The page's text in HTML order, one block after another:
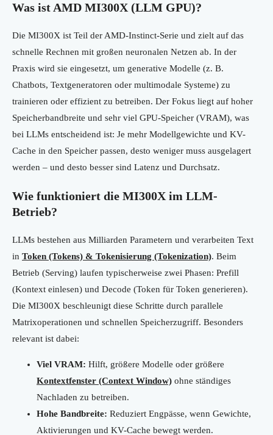
Was ist AMD MI300X (LLM GPU)?
Die MI300X ist Teil der AMD-Instinct-Serie und zielt auf das
schnelle Rechnen mit großen neuronalen Netzen ab. In der
Praxis wird sie eingesetzt, um generative Modelle (z. B.
Chatbots, Textgeneratoren oder multimodale Systeme) zu
trainieren oder effizient zu betreiben. Der Fokus liegt auf hoher
Speicherbandbreite und sehr viel GPU-Speicher (VRAM), was
bei LLMs entscheidend ist: Je mehr Modellgewichte und KV-
Cache in den Speicher passen, desto weniger muss ausgelagert
werden – und desto besser sind Latenz und Durchsatz.
Wie funktioniert die MI300X im LLM-
Betrieb?
LLMs bestehen aus Milliarden Parametern und verarbeiten Text
in Token (Tokens) & Tokenisierung (Tokenization). Beim
Betrieb (Serving) laufen typischerweise zwei Phasen: Prefill
(Kontext einlesen) und Decode (Token für Token generieren).
Die MI300X beschleunigt diese Schritte durch parallele
Matrixoperationen und schnellen Speicherzugriff. Besonders
relevant ist dabei:
Viel VRAM: Hilft, größere Modelle oder größere
Kontextfenster (Context Window) ohne ständiges
Nachladen zu betreiben.
Hohe Bandbreite: Reduziert Engpässe, wenn Gewichte,
Aktivierungen und KV-Cache bewegt werden.